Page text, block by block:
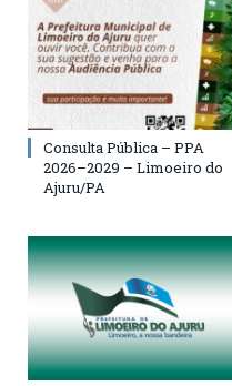
Consulta Pública – PPA
2026–2029 – Limoeiro do
Ajuru/PA